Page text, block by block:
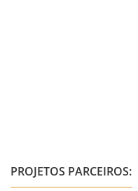
PROJETOS PARCEIROS: